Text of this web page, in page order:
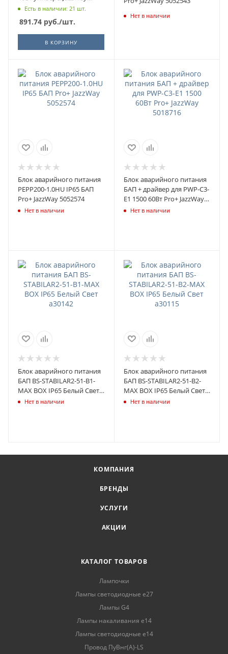
5046009
Есть в наличии: 21 шт.
891.74 руб./шт.
В КОРЗИНУ
Нет в наличии
Блок аварийного питания
PEPP200-1.0HU IP65 БАП
Pro+ JazzWay 5052574
Нет в наличии
Блок аварийного питания
БАП + драйвер для PWP-С3-
E1 1500 60Вт Pro+ JazzWay
5018716
Нет в наличии
Блок аварийного питания
БАП BS-STABILAR2-51-B1-
MAX BOX IP65 Белый Свет
a30142
Нет в наличии
Блок аварийного питания
БАП BS-STABILAR2-51-B2-
MAX BOX IP65 Белый Свет
a30115
Нет в наличии
КОМПАНИЯ
БРЕНДЫ
УСЛУГИ
АКЦИИ
КАТАЛОГ ТОВАРОВ
Лампочки
Лампы светодиодные е27
Лампы G4
Лампы накаливания е14
Лампы светодиодные е14
Провод ПуВнг(А)-LS